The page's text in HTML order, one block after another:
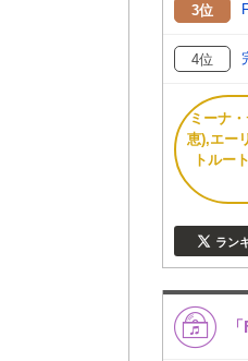
3位
4位
ミーナ
恵),エー
トルー
ラン